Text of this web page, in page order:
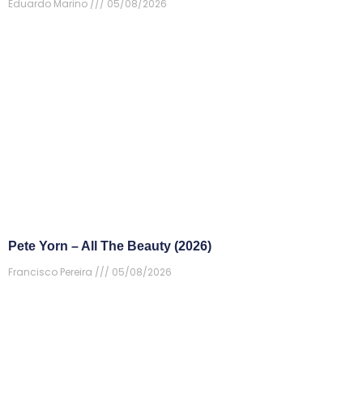
Eduardo Marino
05/08/2026
Pete Yorn – All The Beauty (2026)
Francisco Pereira
05/08/2026